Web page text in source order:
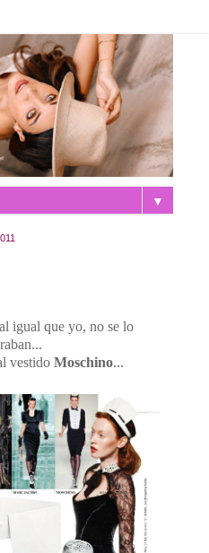
▼
igual que yo, no se lo
vestido Moschino...